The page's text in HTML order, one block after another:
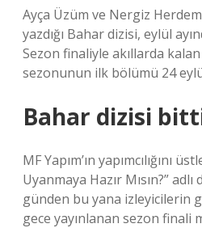
Ayça Üzüm ve Nergiz
yazdığı Bahar dizisi, eylül
Sezon finaliyle akıllarda kalan
sezonunun ilk bölümü 24
Bahar dizisi
MF Yapım’ın yapımcılığını
Uyanmaya Hazır Mısın?” adlı
günden bu yana izleyicilerin
gece yayınlanan sezon finali